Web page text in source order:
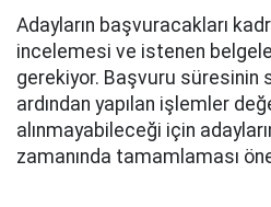
Adayların başvuracakları
incelemesi ve istenen
gerekiyor. Başvuru süresinin
ardından yapılan işlemler
alınmayabileceği için
zamanında tamamlaması